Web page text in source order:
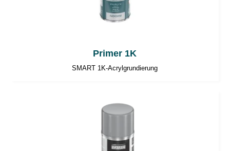
Primer 1K
SMART 1K-Acrylgrundierung